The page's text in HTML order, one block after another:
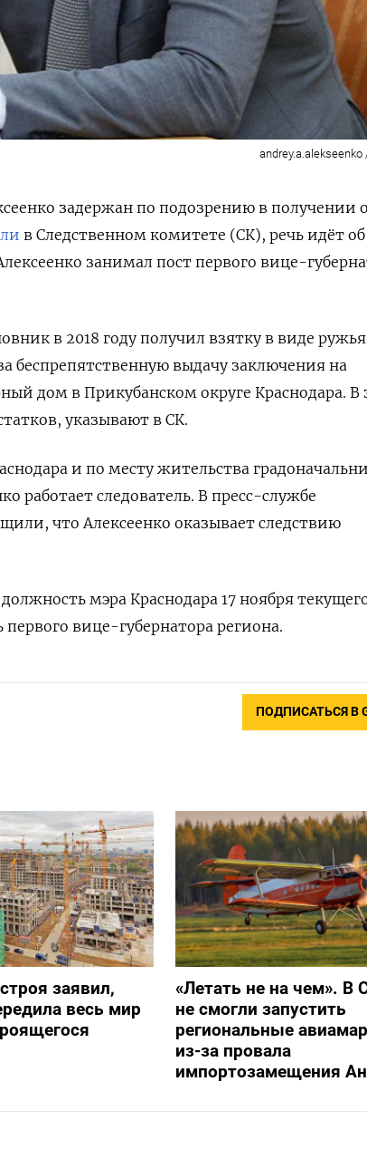
задержан по подозрению в получении
в Следственном комитете (СК), речь идёт об
занимал постпервого вице-
в 2018 году получил взятку в виде ружья
беспрепятственную выдачу заключения на
дом в Прикубанском округе Краснодара. В
указывают в СК.
и по месту жительства
работает следователь. В пресс-службе
что Алексеенко оказывает следствию
мэра Краснодара 17 ноября
вице-губернатора региона.
ПОДПИСАТЬСЯ В
заявил,
весь мир
«Летать не на чем». В
не смогли запустить
региональные
из-за провала
импортозамещения